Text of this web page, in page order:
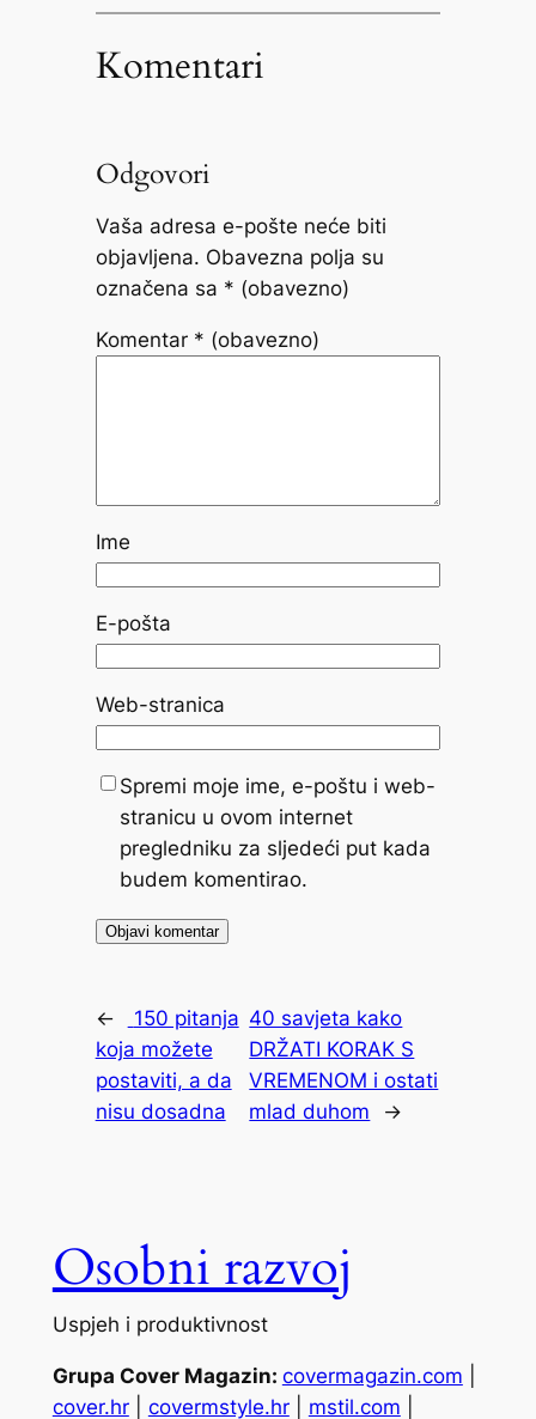
Komentari
Odgovori
Vaša adresa e-pošte neće biti
objavljena. Obavezna polja su
označena sa * (obavezno)
Komentar * (obavezno)
Ime
E-pošta
Web-stranica
Spremi moje ime, e-poštu i web-
stranicu u ovom internet
pregledniku za sljedeći put kada
budem komentirao.
←
150 pitanja
koja možete
postaviti, a da
nisu dosadna
40 savjeta kako
DRŽATI KORAK S
VREMENOM i ostati
mlad duhom
→
Osobni razvoj
Uspjeh i produktivnost
Grupa Cover Magazin: covermagazin.com
cover.hr| covermstyle.hr| mstil.com